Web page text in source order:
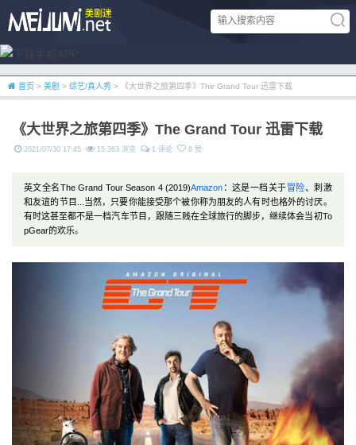
首页 > 美剧 > 综艺/真人秀 > 《大世界之旅第四季》The Grand Tour 迅雷下载
《大世界之旅第四季》The Grand Tour 迅雷下载
2021/07/30 17:45 15,363 浏览 1 评论 8 赞
英文全名The Grand Tour Season 4 (2019)Amazon ：这是一档关于冒险、刺激
和友谊的节目...当然，只要你能接受那个被你称为朋友的人有时也格外的讨厌。
有时这甚至都不是一档汽车节目，跟随三贱在全球旅行的脚步，继续体会当初To
pGear的欢乐。